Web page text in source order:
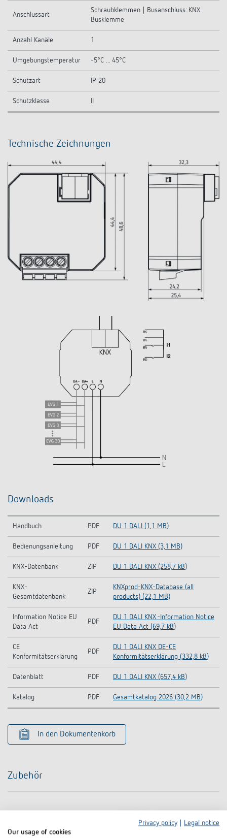
Anschlussart
Schraubklemmen | Busanschluss: KNX
Busklemme
Anzahl Kanäle 1
Umgebungstemperatur -5°C ... 45°C
Schutzart IP 20
Schutzklasse
Technische Zeichnungen
Downloads
Handbuch PDF DU 1 DALI (1,1 MB)
Bedienungsanleitung PDF DU 1 DALI KNX (3,1 MB)
KNX-Datenbank ZIP DU 1 DALI KNX (258,7 kB)
KNX-
Gesamtdatenbank
ZIP
KNXprod-KNX-Database (all
products) (22,1 MB)
Information Notice EU
Data Act
PDF
DU 1 DALI KNX -Information Notice
EU Data Act (69,7 kB)
CE
Konformitätserklärung
PDF
DU 1 DALI KNX DE-CE
Konformitätserklärung (332,8 kB)
Datenblatt PDF DU 1 DALI KNX (657,4 kB)
Katalog PDF Gesamtkatalog 2026 (30,2 MB)
In den Dokumentenkorb
Zubehör
Privacy policy
Legal notice
Our usage of cookies